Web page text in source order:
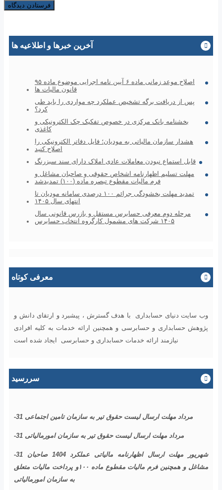
آخرین خبرها و اطلاعیه ها
اصلاح موعد زمانی ماده ۶ آیین نامه اجرایی موضوع ماده ۹۵
قانون مالیات ها
پس از دریافت برگه تشخیص عملکرد چه مواردی را باید طی
کرد؟
بخشنامه بانک مرکزی در خصوص تفکیک چک الکترونیکی و
کاغذی
هشدار سازمان مالیاتی به مودیان؛ فایل دفاتر الکترونیکی را
اصلاح کنید
قابل استماع نبودن معاملات عادی املاک دارای سند سبزرنگ
مهلت تسلیم اظهارنامه اشخاص حقوقی و صاحبان مشاغل و
فرم مالیات مقطوع تبصره ماده (۱۰۰) تمدیدشد
تمدید مهلت بخشودگی جرائم ۱۰۰ درصدی سامانه مودیان تا
انتهای سال ۱۴۰۵
مرحله دوم معرفی حسابرس مستقل و بازرس قانونی سال
۱۴۰۵ شرکت های مشمول کارگروه انتخاب حسابرس
معرفی کوتاه
وب سایت دنیای حسابداری با هدف گسترش ، پیشبرد و ارتقای دانش و
پژوهش حسابداری و حسابرسی و همچنین ارائه خدمات به کلیه افرادی
نیازمند ارائه خدمات حسابداری و حسابرسی ایجاد شده است
سررسید
-31 مرداد مهلت ارسال ليست حقوق تیر به سازمان تامین اجتماعی
-31 مرداد مهلت ارسال ليست حقوق تیر به سازمان امورمالیاتی
-31 شهریور مهلت ارسال اظهارنامه مالیاتی عملکرد 1404 صاحبان
مشاغل و همچنین فرم مالیات مقطوع ماده ۱۰۰و پرداخت مالیات متعلق
به سازمان امورمالیاتی